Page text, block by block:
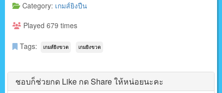
Category: เกมส์ยิงปืน
Played 679 times
Tags: เกมส์ยิงขวด เกมยิงขวด
ชอบก็ช่วยกด Like กด Share ให้หน่อยนะคะ